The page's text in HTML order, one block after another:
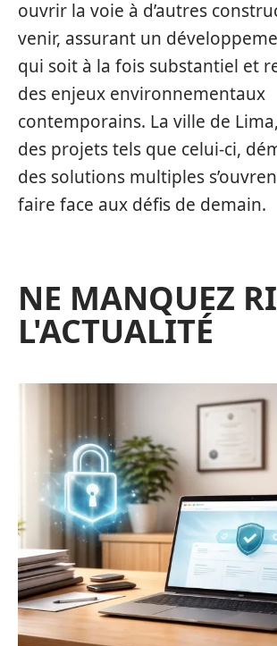
ouvrir la voie à d’autres
venir, assurant un
qui soit à la fois substantiel et
des enjeux environnementaux
contemporains. La ville de
des projets tels que celui-ci,
des solutions multiples
faire face aux défis de demain.
NE MANQUEZ
L'ACTUALITÉ